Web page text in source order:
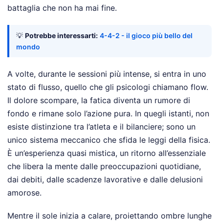
battaglia che non ha mai fine.
💡 Potrebbe interessarti: 4-4-2 - il gioco più bello del
mondo
A volte, durante le sessioni più intense, si entra in uno
stato di flusso, quello che gli psicologi chiamano flow.
Il dolore scompare, la fatica diventa un rumore di
fondo e rimane solo l’azione pura. In quegli istanti, non
esiste distinzione tra l’atleta e il bilanciere; sono un
unico sistema meccanico che sfida le leggi della fisica.
È un’esperienza quasi mistica, un ritorno all’essenziale
che libera la mente dalle preoccupazioni quotidiane,
dai debiti, dalle scadenze lavorative e dalle delusioni
amorose.
Mentre il sole inizia a calare, proiettando ombre lunghe